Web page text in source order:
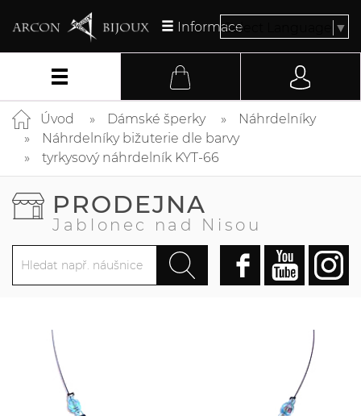
InformaceSelect Language ▼
Úvod Dámské šperky
Náhrdelníky
Náhrdelníky bižuterie dle barvy
tyrkysový náhrdelník KYT-66
PRODEJNA
Jablonec nad Nisou